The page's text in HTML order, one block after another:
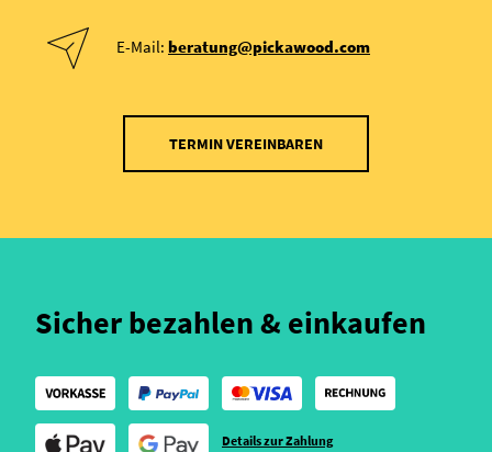
E-Mail: beratung@pickawood.com
TERMIN VEREINBAREN
Sicher bezahlen & einkaufen
Details zur Zahlung